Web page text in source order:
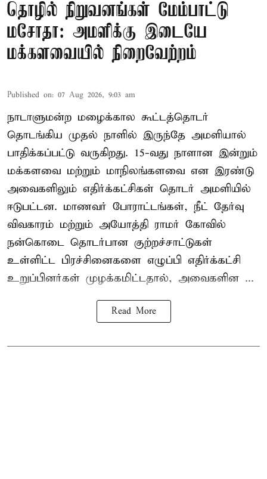
தொழில் நிறுவனங்கள் மேம்பாட்டு
மசோதா: அமளிக்கு இடையே
மக்களவையில் நிறைவேற்றம்
Published on: 07 Aug 2026, 9:03 am
நாடாளுமன்ற மழைக்கால கூட்டத்தொடர்
தொடங்கிய முதல் நாளில் இருந்தே அமளியால்
பாதிக்கப்பட்டு வருகிறது. 15-வது நாளான இன்றும்
மக்களவை மற்றும் மாநிலங்களவை என இரண்டு
அவைகளிலும் எதிர்க்கட்சிகள் தொடர் அமளியில்
ஈடுபட்டன. மாணவர் போராட்டங்கள், நீட் தேர்வு
விவகாரம் மற்றும் அயோத்தி ராமர் கோவில்
நன்கொடை தொடர்பான குற்றச்சாட்டுகள்
உள்ளிட்ட பிரச்சினைகளை எழுப்பி எதிர்க்கட்சி
உறுப்பினர்கள் முழக்கமிட்டதால், அவைகளின ...
Read More